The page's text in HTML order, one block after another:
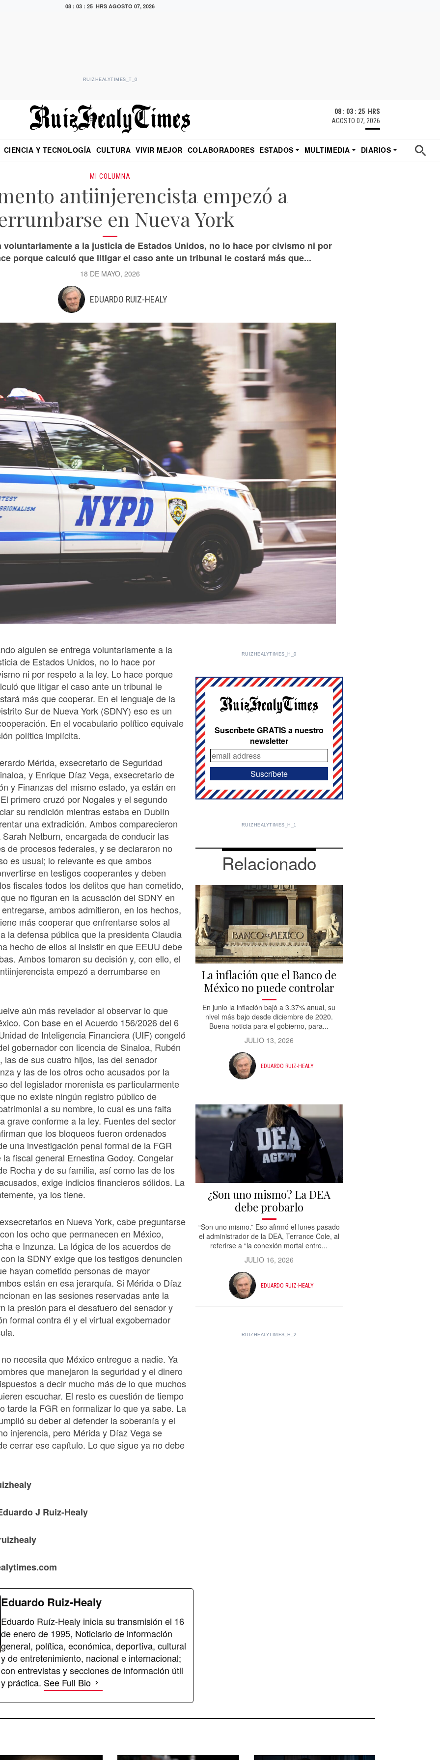
08 : 03 : 26 HRS AGOSTO 07, 2026
RUIZHEALYTIMES_T_0
08 : 03 : 26 HRS
AGOSTO 07, 2026
CIENCIA Y TECNOLOGÍA CULTURA VIVIR MEJOR COLABORADORES ESTADOS MULTIMEDIA
DIARIOS
MI COLUMNA
antiinjerencista empezó a
en Nueva York
voluntariamente a la justicia de Estados Unidos, no lo hace por civismo ni por
porque calculó que litigar el caso ante un tribunal le costará más que...
18 DE MAYO, 2026
EDUARDO RUIZ-HEALY
alguien se entrega voluntariamente a la
de Estados Unidos, no lo hace por
ni por respeto a la ley. Lo hace porque
que litigar el caso ante un tribunal le
más que cooperar. En el lenguaje de la
Sur de Nueva York (SDNY) eso es un
En el vocabulario político equivale
política implícita.
Mérida, exsecretario de Seguridad
y Enrique Díaz Vega, exsecretario de
y Finanzas del mismo estado, ya están en
primero cruzó por Nogales y el segundo
su rendición mientras estaba en Dublín
una extradición. Ambos comparecieron
Netburn, encargada de conducir las
de procesos federales, y se declararon no
es usual; lo relevante es que ambos
en testigos cooperantes y deben
fiscales todos los delitos que han cometido,
no figuran en la acusación del SDNY en
ambos admitieron, en los hechos,
más cooperar que enfrentarse solos al
la defensa pública que la presidenta Claudia
hecho de ellos al insistir en que EEUU debe
Ambos tomaron su decisión y, con ello, el
empezó a derrumbarse en
aún más revelador al observar lo que
Con base en el Acuerdo 156/2026 del 6
de Inteligencia Financiera (UIF) congeló
gobernador con licencia de Sinaloa, Rubén
las de sus cuatro hijos, las del senador
y las de los otros ocho acusados por la
del legislador morenista es particularmente
no existe ningún registro público de
a su nombre, lo cual es una falta
grave conforme a la ley. Fuentes del sector
que los bloqueos fueron ordenados
una investigación penal formal de la FGR
fiscal general Ernestina Godoy. Congelar
Rocha y de su familia, así como las de los
exige indicios financieros sólidos. La
ya los tiene.
en Nueva York, cabe preguntarse
los ocho que permanecen en México,
e Inzunza. La lógica de los acuerdos de
la SDNY exige que los testigos denuncien
hayan cometido personas de mayor
están en esa jerarquía. Si Mérida o Díaz
en las sesiones reservadas ante la
la presión para el desafuero del senador y
formal contra él y el virtual exgobernador
necesita que México entregue a nadie. Ya
que manejaron la seguridad y el dinero
a decir mucho más de lo que muchos
escuchar. El resto es cuestión de tiempo
tarde la FGR en formalizar lo que ya sabe. La
su deber al defender la soberanía y el
injerencia, pero Mérida y Díaz Vega se
cerrar ese capítulo. Lo que sigue ya no debe
J Ruiz-Healy
Eduardo Ruiz-Healy
Eduardo Ruíz-Healy inicia su transmisión el 16
de enero de 1995, Noticiario de información
general, política, económica, deportiva, cultural
y de entretenimiento, nacional e internacional;
con entrevistas y secciones de información útil
y práctica. See Full Bio
RUIZHEALYTIMES_H_0
Suscríbete GRATIS a nuestro
newsletter
RUIZHEALYTIMES_H_1
Relacionado
La inflación que el Banco de
México no puede controlar
En junio la inflación bajó a 3.37% anual, su
nivel más bajo desde diciembre de 2020.
Buena noticia para el gobierno, para...
JULIO 13, 2026
EDUARDO RUIZ-HEALY
¿Son uno mismo? La DEA
debe probarlo
“Son uno mismo.” Eso afirmó el lunes pasado
el administrador de la DEA, Terrance Cole, al
referirse a “la conexión mortal entre...
JULIO 16, 2026
EDUARDO RUIZ-HEALY
RUIZHEALYTIMES_H_2